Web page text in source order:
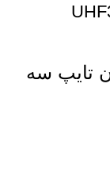
تایپ سه